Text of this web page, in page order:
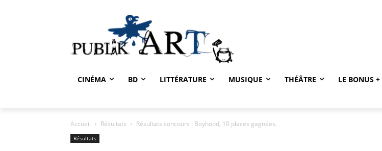
CINÉMA BD LITTÉRATURE MUSIQUE THÉÂTRE LE BONUS +
Accueil Résultats Résultats concours : Boyhood, 10 places gagnées.
Résultats